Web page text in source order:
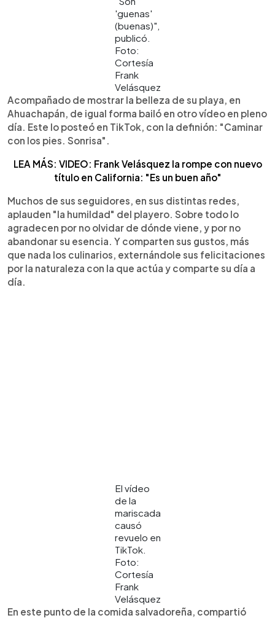
'guenas'
(buenas)",
publicó.
Foto:
Cortesía
Frank
Velásquez
Acompañado de mostrar la belleza de su playa, en
Ahuachapán, de igual forma bailó en otro vídeo en pleno
día. Este lo posteó en TikTok, con la definión: "Caminar
con los pies. Sonrisa".
LEA MÁS: VIDEO: Frank Velásquez la rompe con nuevo
título en California: "Es un buen año"
Muchos de sus seguidores, en sus distintas redes,
aplauden "la humildad" del playero. Sobre todo lo
agradecen por no olvidar de dónde viene, y por no
abandonar su esencia. Y comparten sus gustos, más
que nada los culinarios, externándole sus felicitaciones
por la naturaleza con la que actúa y comparte su día a
día.
El vídeo
de la
mariscada
causó
revuelo en
TikTok.
Foto:
Cortesía
Frank
Velásquez
En este punto de la comida salvadoreña, compartió